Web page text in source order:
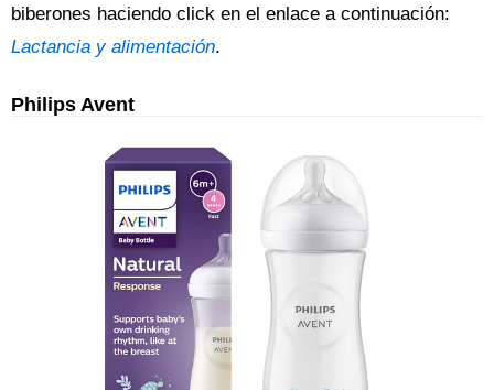
biberones haciendo click en el enlace a continuación:
Lactancia y alimentación.
Philips Avent